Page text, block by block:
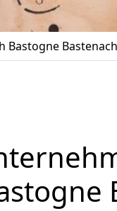
Bastogne Bastenach